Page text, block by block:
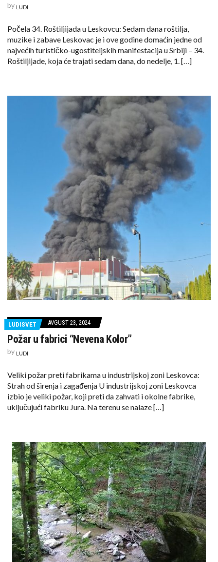
by LUDI
Počela 34. Roštiljijada u Leskovcu: Sedam dana roštilja,
muzike i zabave Leskovac je i ove godine domaćin jedne od
najvećih turističko-ugostiteljskih manifestacija u Srbiji – 34.
Roštiljijade, koja će trajati sedam dana, do nedelje, 1. […]
LUDISVET AVGUST 23, 2024
Požar u fabrici “Nevena Kolor”
by LUDI
Veliki požar preti fabrikama u industrijskoj zoni Leskovca:
Strah od širenja i zagađenja U industrijskoj zoni Leskovca
izbio je veliki požar, koji preti da zahvati i okolne fabrike,
uključujući fabriku Jura. Na terenu se nalaze […]